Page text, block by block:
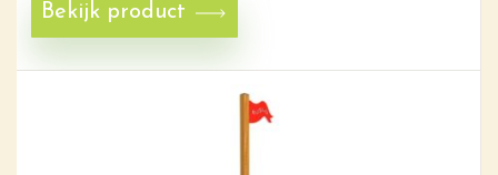
Bekijk product